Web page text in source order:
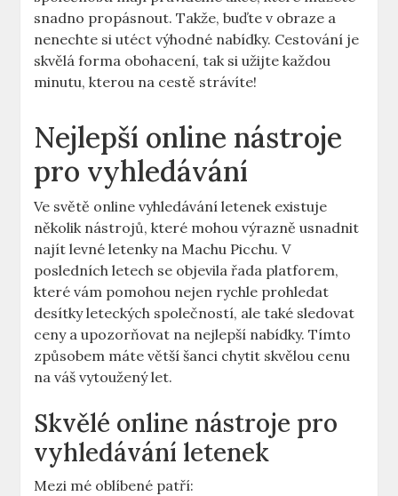
snadno propásnout. Takže, buďte v obraze a
nenechte si utéct výhodné nabídky. Cestování je
skvělá forma obohacení, tak si užijte každou
minutu, kterou na cestě strávíte!
Nejlepší online nástroje
pro vyhledávání
Ve světě online vyhledávání letenek existuje
několik nástrojů, které mohou výrazně usnadnit
najít levné letenky na Machu Picchu. V
posledních letech se objevila řada platforem,
které vám pomohou nejen rychle prohledat
desítky leteckých společností, ale také sledovat
ceny a upozorňovat na nejlepší nabídky. Tímto
způsobem máte větší šanci chytit skvělou cenu
na váš vytoužený let.
Skvělé online nástroje pro
vyhledávání letenek
Mezi mé oblíbené patří: